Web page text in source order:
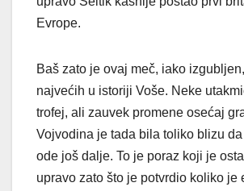
Evrope.
Baš zato je ovaj meč, iako
najvećih u istoriji Voše. Neke
trofej, ali zauvek promene osećaj
Vojvodina je tada bila toliko blizu
ode još dalje. To je poraz koji je
upravo zato što je potvrdio koliko je